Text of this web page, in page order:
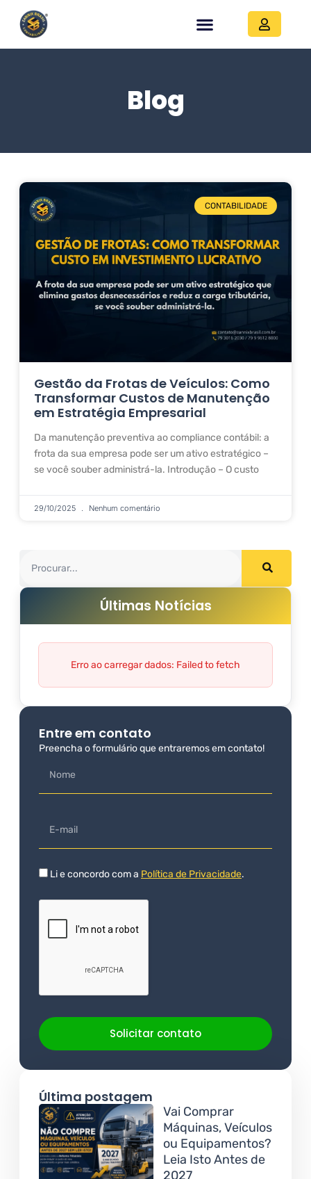
Blog
CONTABILIDADE
Gestão da Frotas de Veículos: Como
Transformar Custos de Manutenção
em Estratégia Empresarial
Da manutenção preventiva ao compliance contábil: a
frota da sua empresa pode ser um ativo estratégico –
se você souber administrá-la. Introdução – O custo
29/10/2025 Nenhum comentário
Últimas Notícias
Erro ao carregar dados: Failed to fetch
Entre em contato
Preencha o formulário que entraremos em contato!
Li e concordo com a Política de Privacidade.
Solicitar contato
Última postagem
Vai Comprar
Máquinas, Veículos
ou Equipamentos?
Leia Isto Antes de
2027